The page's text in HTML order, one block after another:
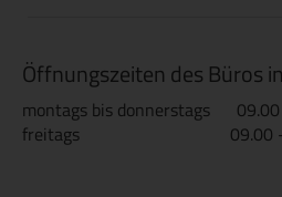
Öffnungszeiten des Büros
montags bis donnerstags 09.00
freitags 09.00 -